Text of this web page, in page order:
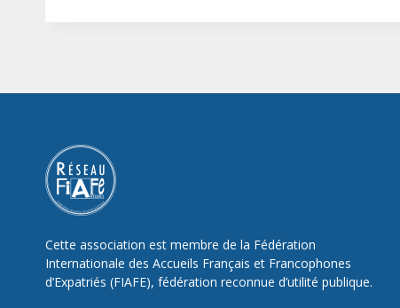
Cette association est membre de la Fédération
Internationale des Accueils Français et Francophones
d’Expatriés (FIAFE), fédération reconnue d’utilité publique.